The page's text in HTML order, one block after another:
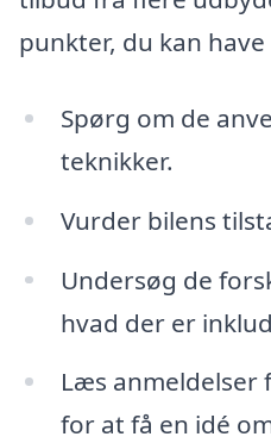
punkter, du kan
Spørg om de
teknikker.
Vurder bilens
Undersøg de
hvad der er
Læs anmeldelser
for at få en idé